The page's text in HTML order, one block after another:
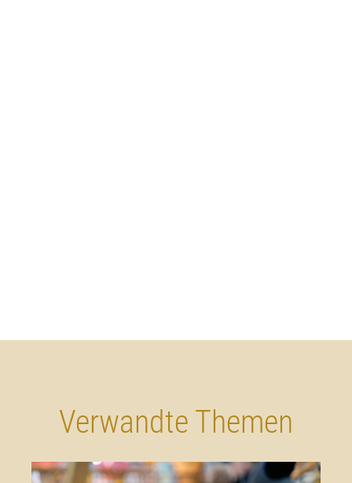
Verwandte Themen